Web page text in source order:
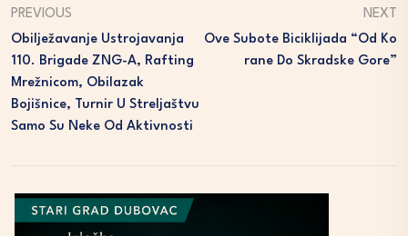
PREVIOUS
Obilježavanje Ustrojavanja
110. Brigade ZNG-A, Rafting
Mrežnicom, Obilazak
Bojišnice, Turnir U Streljaštvu
Samo Su Neke Od Aktivnosti
NEXT
Ove Subote Biciklijada “Od Ko
Rane Do Skradske Gore”